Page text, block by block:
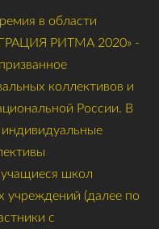
в области
РИТМА 2020» -
коллективов и
России. В
учащиеся школ
учреждений (далее по
с